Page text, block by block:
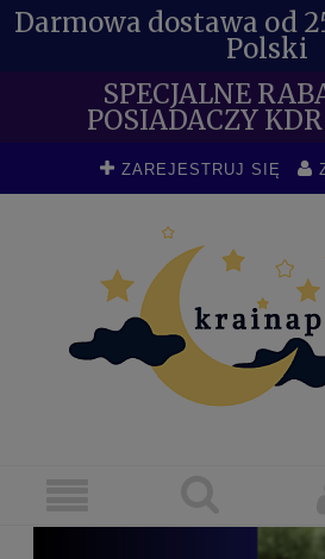
Darmowa dostawa od
Polski
SPECJALNE
POSIADACZY
ZAREJESTRUJ SIĘ